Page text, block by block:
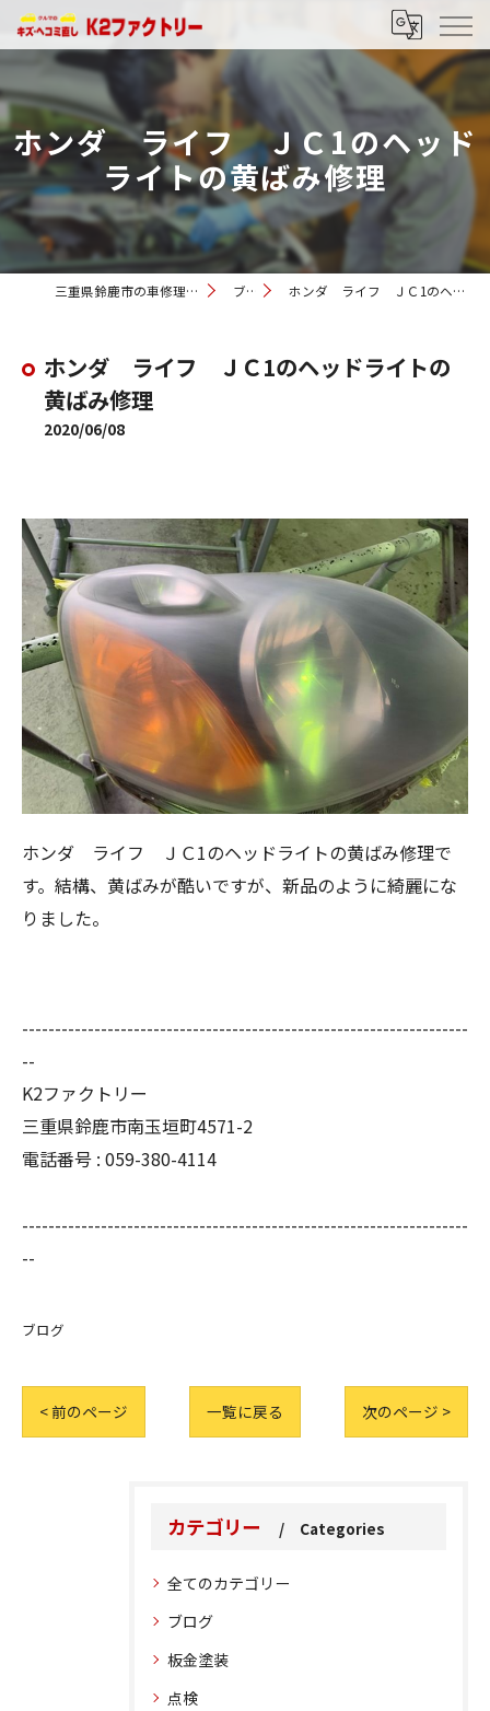
ホンダ ライフ ＪＣ1のヘッド
ライトの黄ばみ修理
三重県鈴鹿市の車修理ならK2ファクトリー ブログ ホンダ ライフ ＪＣ1のヘッドライトの黄ばみ修理
ホンダ ライフ ＪＣ1のヘッドライトの
黄ばみ修理
2020/06/08
ホンダ ライフ ＪＣ1のヘッドライトの黄ばみ修理で
す。結構、黄ばみが酷いですが、新品のように綺麗にな
りました。
--------------------------------------------------------------------
--
K2ファクトリー
三重県鈴鹿市南玉垣町4571-2
電話番号 : 059-380-4114
--------------------------------------------------------------------
--
ブログ
< 前のページ 一覧に戻る 次のページ >
カテゴリー Categories
全てのカテゴリー
ブログ
板金塗装
点検